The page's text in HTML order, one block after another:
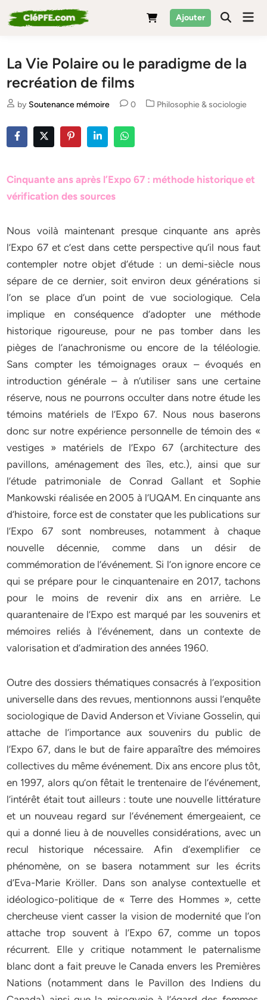
to
Ajouter
La Vie Polaire ou le paradigme de la
recréation de films
by Soutenance mémoire 0
Posted
Philosophie & sociologie
Cinquante ans après l’Expo 67 : méthode historique et
vérification des sources
Nous voilà maintenant presque cinquante ans après
l’Expo 67 et c’est dans cette perspective qu’il nous faut
contempler notre objet d’étude : un demi-siècle nous
sépare de ce dernier, soit environ deux générations si
l’on se place d’un point de vue sociologique. Cela
implique en conséquence d’adopter une méthode
historique rigoureuse, pour ne pas tomber dans les
pièges de l’anachronisme ou encore de la téléologie.
Sans compter les témoignages oraux – évoqués en
introduction générale – à n’utiliser sans une certaine
réserve, nous ne pourrons occulter dans notre étude les
témoins matériels de l’Expo 67. Nous nous baserons
donc sur notre expérience personnelle de témoin des «
vestiges » matériels de l’Expo 67 (architecture des
pavillons, aménagement des îles, etc.), ainsi que sur
l’étude patrimoniale de Conrad Gallant et Sophie
Mankowski réalisée en 2005 à l’UQAM. En cinquante ans
d’histoire, force est de constater que les publications sur
l’Expo 67 sont nombreuses, notamment à chaque
nouvelle décennie, comme dans un désir de
commémoration de l’événement. Si l’on ignore encore ce
qui se prépare pour le cinquantenaire en 2017, tachons
pour le moins de revenir dix ans en arrière. Le
quarantenaire de l’Expo est marqué par les souvenirs et
mémoires reliés à l’événement, dans un contexte de
valorisation et d’admiration des années 1960.
Outre des dossiers thématiques consacrés à l’exposition
universelle dans des revues, mentionnons aussi l’enquête
sociologique de David Anderson et Viviane Gosselin, qui
attache de l’importance aux souvenirs du public de
l’Expo 67, dans le but de faire apparaître des mémoires
collectives du même événement. Dix ans encore plus tôt,
en 1997, alors qu’on fêtait le trentenaire de l’événement,
l’intérêt était tout ailleurs : toute une nouvelle littérature
et un nouveau regard sur l’événement émergeaient, ce
qui a donné lieu à de nouvelles considérations, avec un
recul historique nécessaire. Afin d’exemplifier ce
phénomène, on se basera notamment sur les écrits
d’Eva-Marie Kröller. Dans son analyse contextuelle et
idéologico-politique de « Terre des Hommes », cette
chercheuse vient casser la vision de modernité que l’on
attache trop souvent à l’Expo 67, comme un topos
récurrent. Elle y critique notamment le paternalisme
blanc dont a fait preuve le Canada envers les Premières
Nations (notamment dans le Pavillon des Indiens du